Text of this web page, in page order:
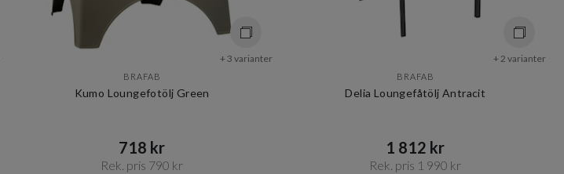
+ 3 varianter
BRAFAB
Kumo Loungefotölj Green
718 kr​​
Rek. pris 790 kr​​
+ 2 varianter
BRAFAB
Delia Loungefåtölj Antracit
1 812 kr​​
Rek. pris 1 990 kr​​